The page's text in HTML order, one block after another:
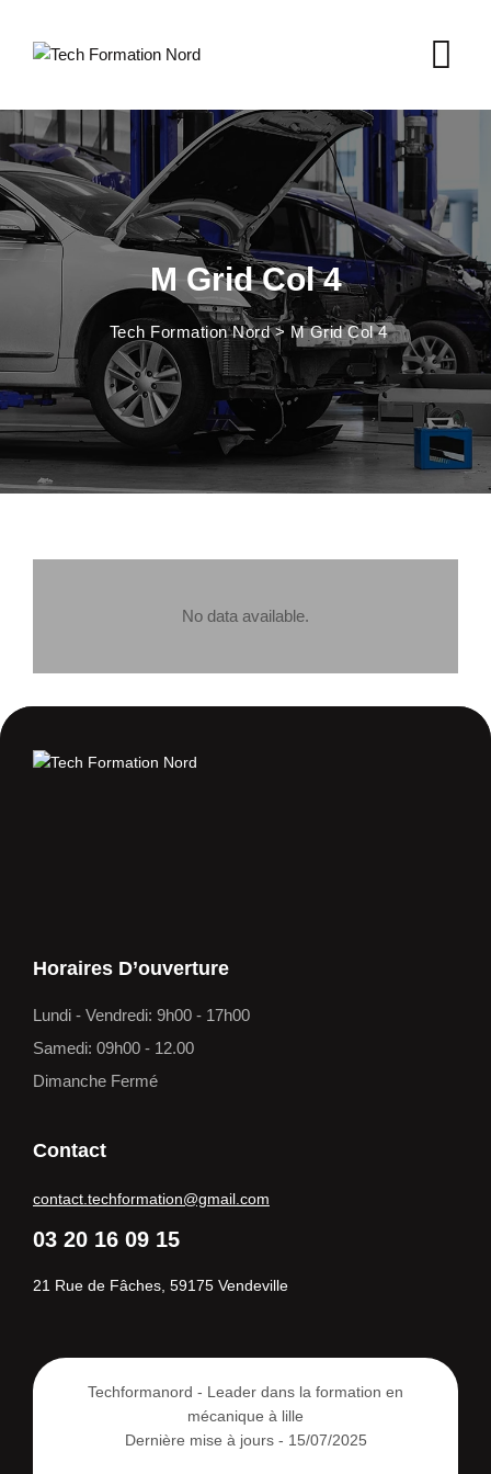
M Grid Col 4
Tech Formation Nord> M Grid Col 4
No data available.
Horaires D’ouverture
Lundi - Vendredi: 9h00 - 17h00
Samedi: 09h00 - 12.00
Dimanche Fermé
Contact
21 Rue de Fâches, 59175 Vendeville
03 20 16 09 15
contact.techformation@gmail.com
Techformanord - Leader dans la formation en
mécanique à lille
Dernière mise à jours - 15/07/2025